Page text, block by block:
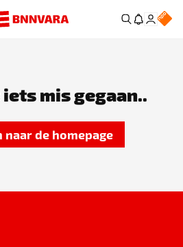
iets mis gegaan..
naar de homepage